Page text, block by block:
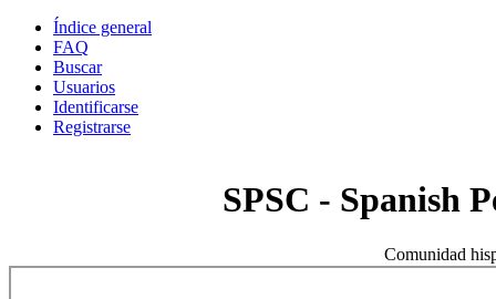
Índice general
FAQ
Buscar
Usuarios
Identificarse
Registrarse
SPSC - Spanish
Comunidad